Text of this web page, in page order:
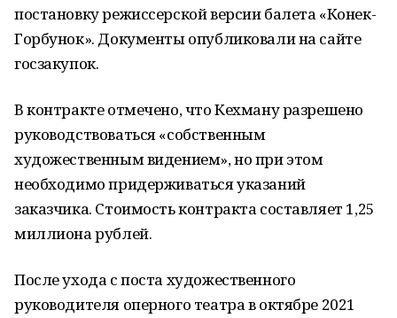
постановку режиссерской версии балета «Конек-
Горбунок». Документы опубликовали на сайте
госзакупок.
В контракте отмечено, что Кехману разрешено
руководствоваться «собственным
художественным видением», но при этом
необходимо придерживаться указаний
заказчика. Стоимость контракта составляет 1,25
миллиона рублей.
После ухода с поста художественного
руководителя оперного театра в октябре 2021